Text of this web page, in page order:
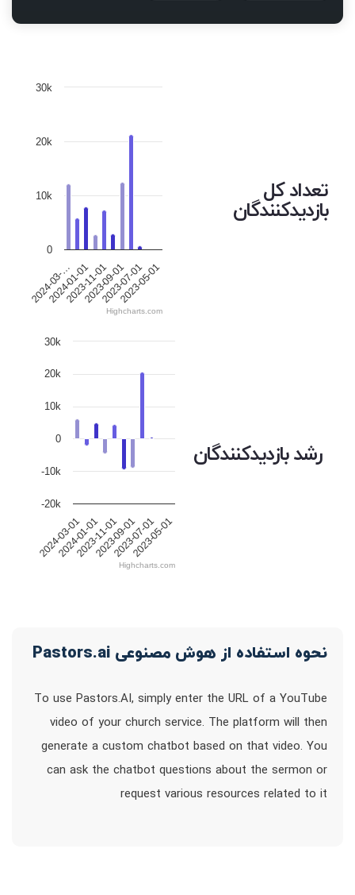
تعداد کل
بازدیدکنندگان
2024-03-…
2024-01-01
2023-11-01
2023-09-01
2023-07-01
2023-05-01
0
10k
20k
30k
Highcharts.com
رشد بازدیدکنندگان
2024-03-01
2024-01-01
2023-11-01
2023-09-01
2023-07-01
2023-05-01
-20k
-10k
0
10k
20k
30k
Highcharts.com
نحوه استفاده از هوش مصنوعی Pastors.ai
To use Pastors.AI, simply enter the URL of a YouTube
video of your church service. The platform will then
generate a custom chatbot based on that video. You
can ask the chatbot questions about the sermon or
request various resources related to it